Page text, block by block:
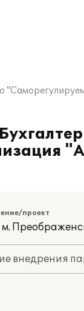
проект
внедрения